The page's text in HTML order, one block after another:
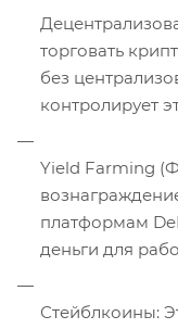
торговать
без
контролирует
Yield Farming
платформам
деньги для
Стейблкоины: